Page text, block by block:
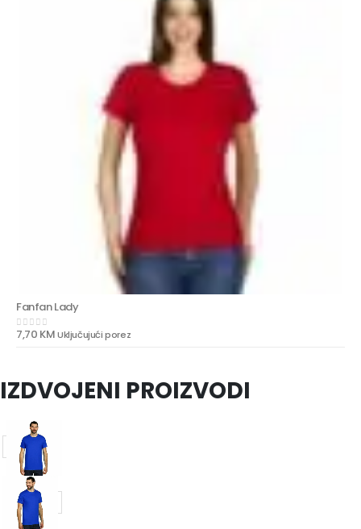
Fanfan Lady
0 out of 5
7,70 KMUključujući porez
IZDVOJENI PROIZVODI